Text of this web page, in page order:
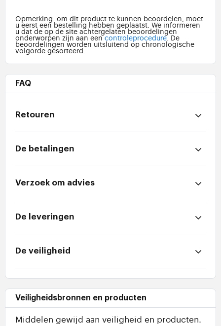
Opmerking: om dit product te kunnen beoordelen, moet
u eerst een bestelling hebben geplaatst. We informeren
u dat de op de site achtergelaten beoordelingen
onderworpen zijn aan eencontroleprocedure. De
beoordelingen worden uitsluitend op chronologische
volgorde gesorteerd.
FAQ
Retouren
De betalingen
Verzoek om advies
De leveringen
De veiligheid
Veiligheidsbronnen en producten
Middelen gewijd aan veiligheid en producten.